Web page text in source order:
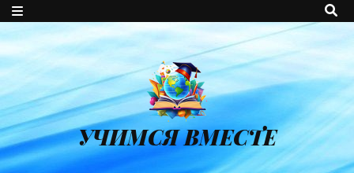
УЧИМСЯ ВМЕСТЕ